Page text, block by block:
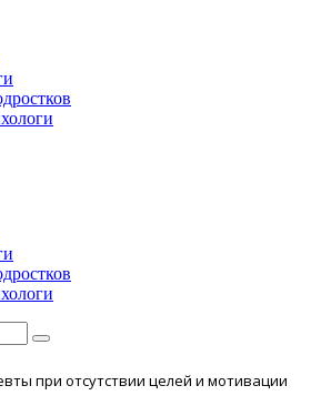
при отсутствии целей и мотивации